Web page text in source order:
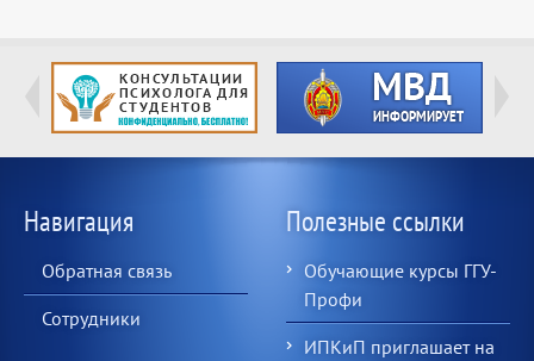
Навигация
Обратная связь
Сотрудники
Полезные ссылки
Обучающие курсы ГГУ-
Профи
ИПКиП приглашает на